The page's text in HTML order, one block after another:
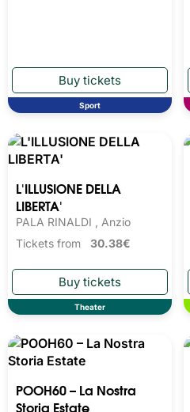
WMT KOMBAT04
Pala Antenore, Padova
Tickets from26.04€
LIBERTA'
PALA RINALDI , Anzio
Tickets from
30.38€